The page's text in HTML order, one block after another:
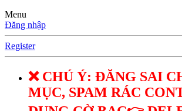
Menu
Đăng nhập
Register
❌ CHÚ Ý: ĐĂNG SAI
MỤC, SPAM RÁC